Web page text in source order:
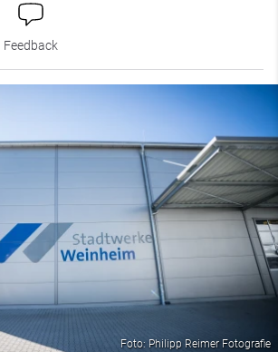
Feedback
Foto: Philipp Reimer Fotografie